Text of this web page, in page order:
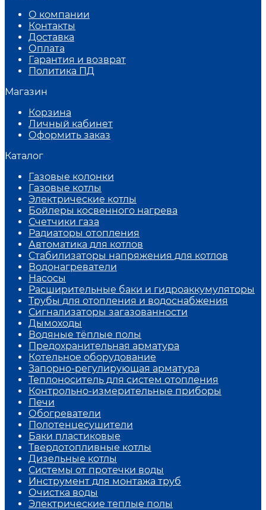
О компании
Контакты
Доставка
Оплата
Гарантия и возврат
Политика ПД
Магазин
Корзина
Личный кабинет
Оформить заказ
Каталог
Газовые колонки
Газовые котлы
Электрические котлы
Бойлеры косвенного нагрева
Счетчики газа
Радиаторы отопления
Автоматика для котлов
Стабилизаторы напряжения для котлов
Водонагреватели
Насосы
Расширительные баки и гидроаккумуляторы
Трубы для отопления и водоснабжения
Сигнализаторы загазованности
Дымоходы
Водяные тёплые полы
Предохранительная арматура
Котельное оборудование
Запорно-регулирующая арматура
Теплоноситель для систем отопления
Контрольно-измерительные приборы
Печи
Обогреватели
Полотенцесушители
Баки пластиковые
Твердотопливные котлы
Дизельные котлы
Системы от протечки воды
Инструмент для монтажа труб
Очистка воды
Электрические теплые полы